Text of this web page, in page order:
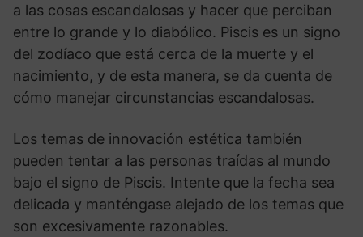
a las cosas escandalosas y hacer que perciban
entre lo grande y lo diabólico. Piscis es un signo
del zodíaco que está cerca de la muerte y el
nacimiento, y de esta manera, se da cuenta de
cómo manejar circunstancias escandalosas.
Los temas de innovación estética también
pueden tentar a las personas traídas al mundo
bajo el signo de Piscis. Intente que la fecha sea
delicada y manténgase alejado de los temas que
son excesivamente razonables.